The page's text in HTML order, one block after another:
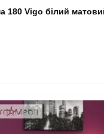
180 Vigo білий